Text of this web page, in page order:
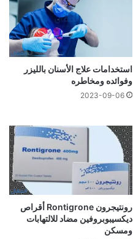
استخدامات علاج الأسنان بالليزر
وفوائده ومخاطره
2023-09-06
رونتيجرون Rontigrone أقراص
ديكسيبوبروفين مضاد للالتهابات
ومسكن